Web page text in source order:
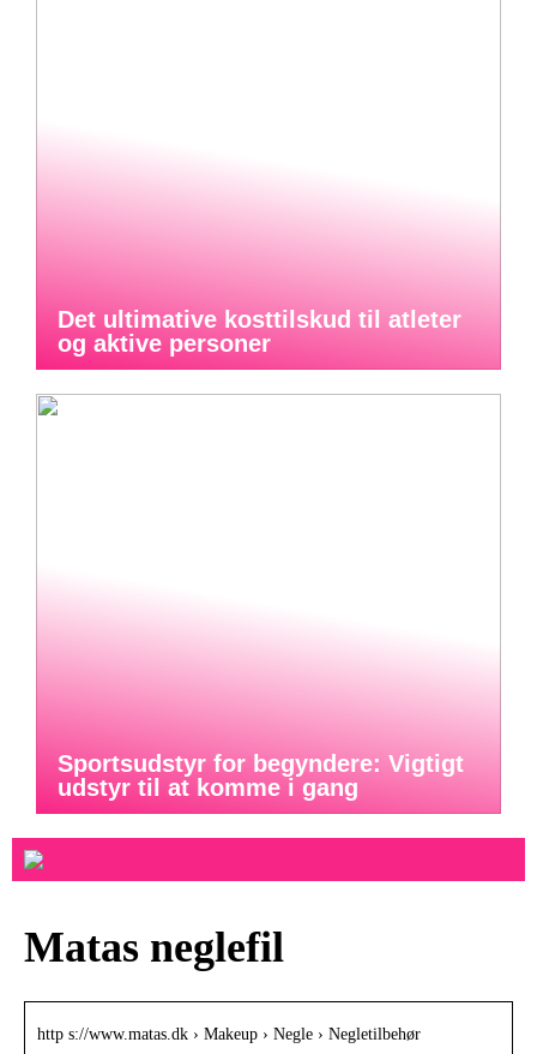
Det ultimative kosttilskud til atleter
og aktive personer
Sportsudstyr for begyndere: Vigtigt
udstyr til at komme i gang
Matas neglefil
http s://www.matas.dk › Makeup › Negle › Negletilbehør